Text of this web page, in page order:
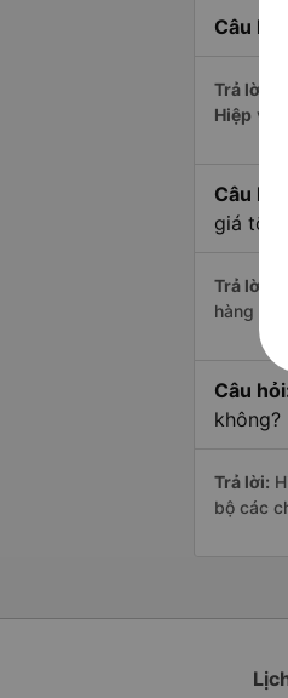
Câu hỏi:
Trả lời:
Hiệp
Câu hỏi:
giá tốt
Trả lời:
hàng –
Câu
không?
Trả lời:
bộ các